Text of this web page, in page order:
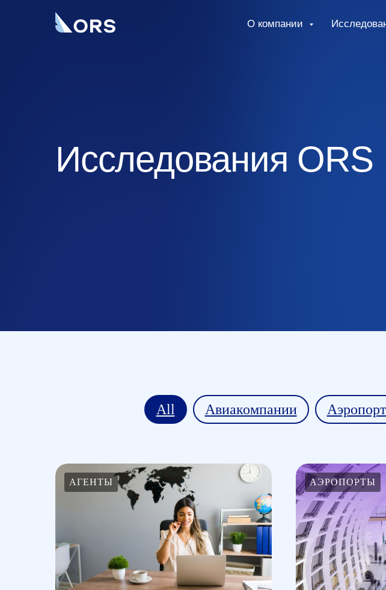
О компании
Исследования ORS
All Авиакомпании
АГЕНТЫ АЭРОПОРТЫ